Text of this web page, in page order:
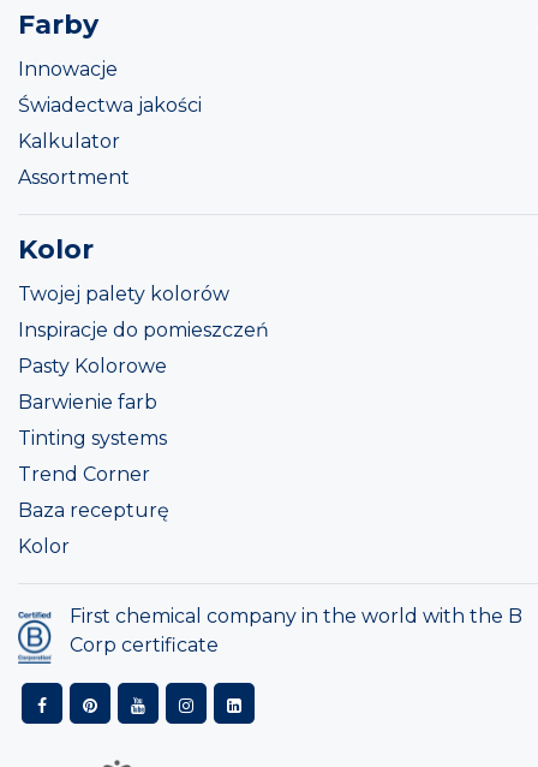
Farby
Innowacje
Świadectwa jakości
Kalkulator
Assortment
Kolor
Twojej palety kolorów
Inspiracje do pomieszczeń
Pasty Kolorowe
Barwienie farb
Tinting systems
Trend Corner
Baza recepturę
Kolor
First chemical company in the world with the B
Corp certificate